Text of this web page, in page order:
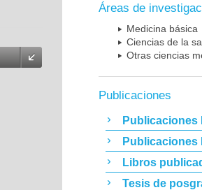
Áreas de
Medicina básica
Ciencias de la
Otras ciencias
Publicaciones
Publicaciones
Publicaciones
Libros
Tesis de